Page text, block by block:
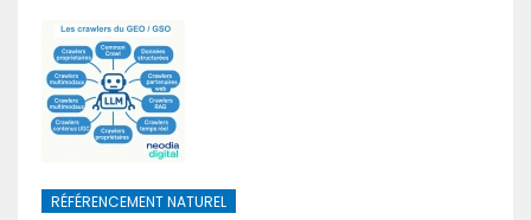
RÉFÉRENCEMENT NATUREL